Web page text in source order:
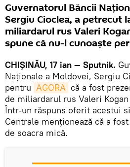
Guvernatorul Băncii
Sergiu Cioclea, a petrecut
miliardarul rus Valeri
spune că nu-l cunoaște
CHIȘINĂU, 17 ian — Sputnik.
Naționale a Moldovei, Sergiu
pentru AGORA că a fost
de miliardarul rus Valeri
Într-un răspuns oferit acestui
Centrale menționează că a
de soacra mică.